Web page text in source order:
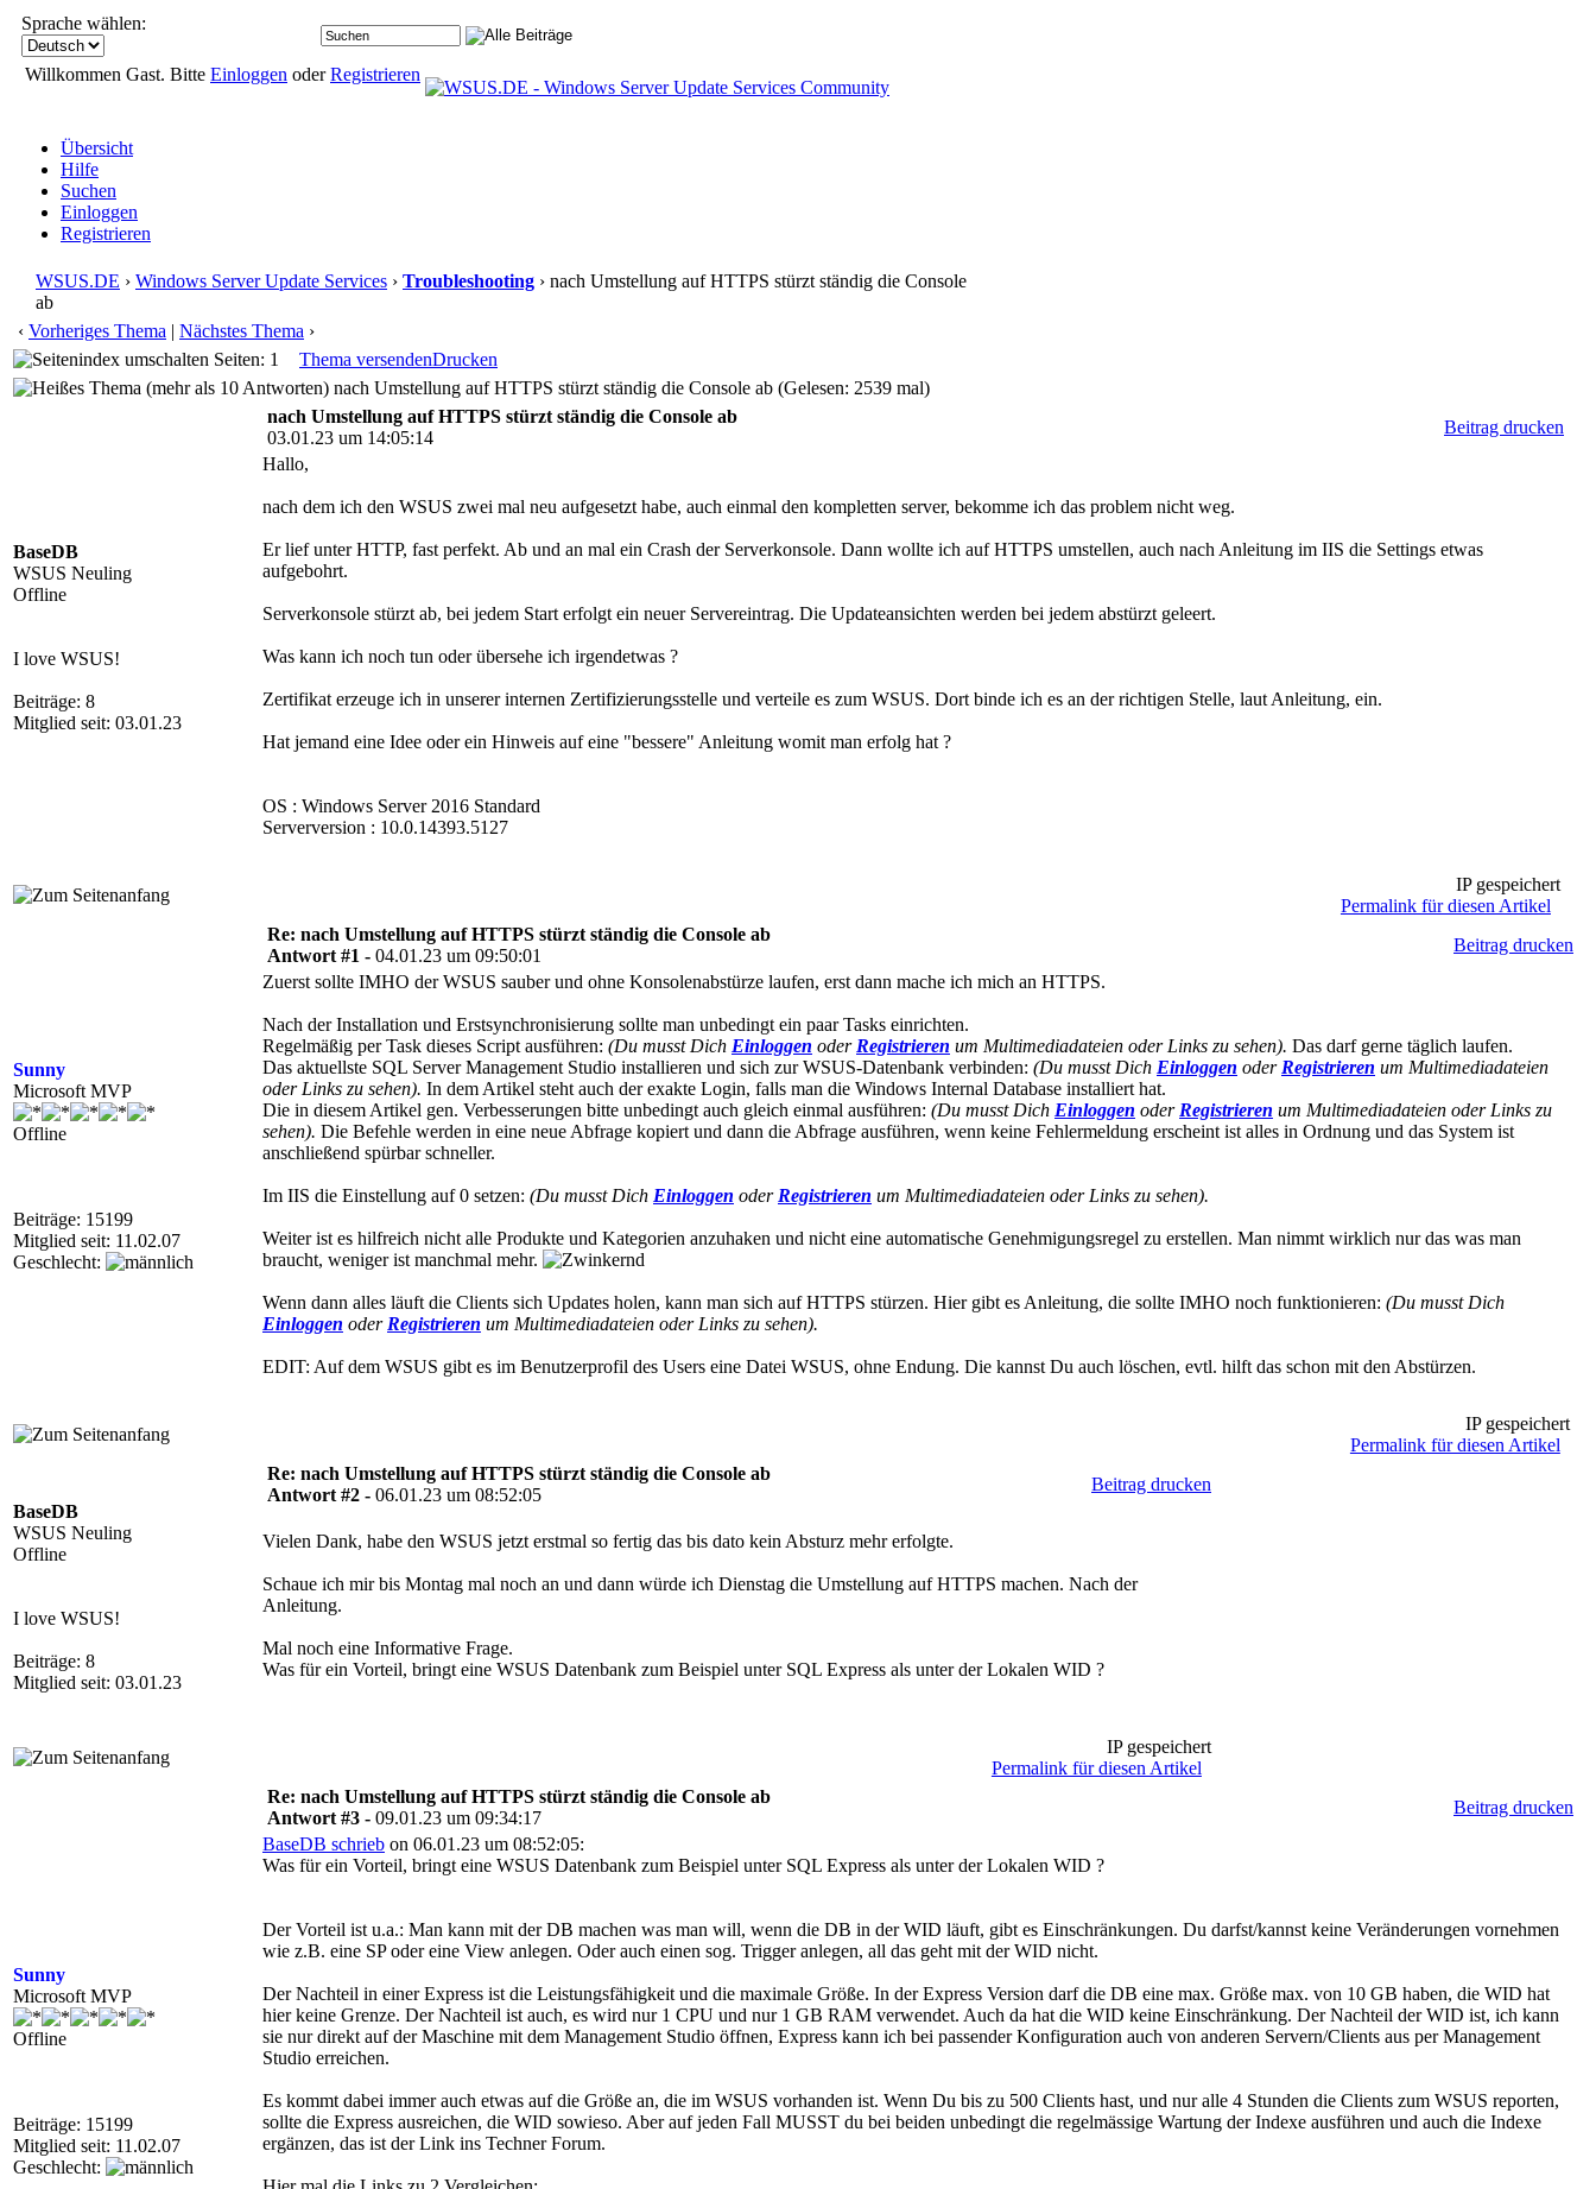
Sprache wählen:
Willkommen Gast. Bitte Einloggen oderRegistrieren
Übersicht
Hilfe
Suchen
Einloggen
Registrieren
WSUS.DE › Windows Server Update Services › Troubleshooting › nach Umstellung auf HTTPS stürzt ständig die Console
ab
‹ Vorheriges Thema | Nächstes Thema ›
Seiten: 1
Thema versendenDrucken
nach Umstellung auf HTTPS stürzt ständig die Console ab (Gelesen: 2539 mal)
BaseDB
WSUS Neuling
Offline
I love WSUS!
Beiträge: 8
Mitglied seit: 03.01.23
nach Umstellung auf HTTPS stürzt ständig die Console ab
03.01.23 um 14:05:14
Beitrag drucken
Hallo,
nach dem ich den WSUS zwei mal neu aufgesetzt habe, auch einmal den kompletten server, bekomme ich das problem nicht weg.
Er lief unter HTTP, fast perfekt. Ab und an mal ein Crash der Serverkonsole. Dann wollte ich auf HTTPS umstellen, auch nach Anleitung im IIS die Settings etwas
aufgebohrt.
Serverkonsole stürzt ab, bei jedem Start erfolgt ein neuer Servereintrag. Die Updateansichten werden bei jedem abstürzt geleert.
Was kann ich noch tun oder übersehe ich irgendetwas ?
Zertifikat erzeuge ich in unserer internen Zertifizierungsstelle und verteile es zum WSUS. Dort binde ich es an der richtigen Stelle, laut Anleitung, ein.
Hat jemand eine Idee oder ein Hinweis auf eine "bessere" Anleitung womit man erfolg hat ?
OS : Windows Server 2016 Standard
Serverversion : 10.0.14393.5127
IP gespeichert
Permalink für diesen Artikel
Sunny
Microsoft MVP
Offline
Beiträge: 15199
Mitglied seit: 11.02.07
Geschlecht:
Re: nach Umstellung auf HTTPS stürzt ständig die Console ab
Antwort #1 - 04.01.23 um 09:50:01
Beitrag drucken
Zuerst sollte IMHO der WSUS sauber und ohne Konsolenabstürze laufen, erst dann mache ich mich an HTTPS.
Nach der Installation und Erstsynchronisierung sollte man unbedingt ein paar Tasks einrichten.
Regelmäßig per Task dieses Script ausführen: (Du musst Dich Einloggen oder Registrieren um Multimediadateien oder Links zu sehen). Das darf gerne täglich laufen.
Das aktuellste SQL Server Management Studio installieren und sich zur WSUS-Datenbank verbinden: (Du musst Dich Einloggen oder Registrieren um Multimediadateien
oder Links zu sehen). In dem Artikel steht auch der exakte Login, falls man die Windows Internal Database installiert hat.
Die in diesem Artikel gen. Verbesserungen bitte unbedingt auch gleich einmal ausführen: (Du musst Dich Einloggen oder Registrieren um Multimediadateien oder Links zu
sehen). Die Befehle werden in eine neue Abfrage kopiert und dann die Abfrage ausführen, wenn keine Fehlermeldung erscheint ist alles in Ordnung und das System ist
anschließend spürbar schneller.
Im IIS die Einstellung auf 0 setzen: (Du musst Dich Einloggen oder Registrieren um Multimediadateien oder Links zu sehen).
Weiter ist es hilfreich nicht alle Produkte und Kategorien anzuhaken und nicht eine automatische Genehmigungsregel zu erstellen. Man nimmt wirklich nur das was man
braucht, weniger ist manchmal mehr.
Wenn dann alles läuft die Clients sich Updates holen, kann man sich auf HTTPS stürzen. Hier gibt es Anleitung, die sollte IMHO noch funktionieren: (Du musst Dich
Einloggen oder Registrieren um Multimediadateien oder Links zu sehen).
EDIT: Auf dem WSUS gibt es im Benutzerprofil des Users eine Datei WSUS, ohne Endung. Die kannst Du auch löschen, evtl. hilft das schon mit den Abstürzen.
IP gespeichert
Permalink für diesen Artikel
BaseDB
WSUS Neuling
Offline
I love WSUS!
Beiträge: 8
Mitglied seit: 03.01.23
Re: nach Umstellung auf HTTPS stürzt ständig die Console ab
Antwort #2 - 06.01.23 um 08:52:05
Beitrag drucken
Vielen Dank, habe den WSUS jetzt erstmal so fertig das bis dato kein Absturz mehr erfolgte.
Schaue ich mir bis Montag mal noch an und dann würde ich Dienstag die Umstellung auf HTTPS machen. Nach der
Anleitung.
Mal noch eine Informative Frage.
Was für ein Vorteil, bringt eine WSUS Datenbank zum Beispiel unter SQL Express als unter der Lokalen WID ?
IP gespeichert
Permalink für diesen Artikel
Sunny
Microsoft MVP
Offline
Beiträge: 15199
Mitglied seit: 11.02.07
Geschlecht:
Re: nach Umstellung auf HTTPS stürzt ständig die Console ab
Antwort #3 - 09.01.23 um 09:34:17
Beitrag drucken
BaseDB schrieb on 06.01.23 um 08:52:05:
Was für ein Vorteil, bringt eine WSUS Datenbank zum Beispiel unter SQL Express als unter der Lokalen WID ?
Der Vorteil ist u.a.: Man kann mit der DB machen was man will, wenn die DB in der WID läuft, gibt es Einschränkungen. Du darfst/kannst keine Veränderungen vornehmen
wie z.B. eine SP oder eine View anlegen. Oder auch einen sog. Trigger anlegen, all das geht mit der WID nicht.
Der Nachteil in einer Express ist die Leistungsfähigkeit und die maximale Größe. In der Express Version darf die DB eine max. Größe max. von 10 GB haben, die WID hat
hier keine Grenze. Der Nachteil ist auch, es wird nur 1 CPU und nur 1 GB RAM verwendet. Auch da hat die WID keine Einschränkung. Der Nachteil der WID ist, ich kann
sie nur direkt auf der Maschine mit dem Management Studio öffnen, Express kann ich bei passender Konfiguration auch von anderen Servern/Clients aus per Management
Studio erreichen.
Es kommt dabei immer auch etwas auf die Größe an, die im WSUS vorhanden ist. Wenn Du bis zu 500 Clients hast, und nur alle 4 Stunden die Clients zum WSUS reporten,
sollte die Express ausreichen, die WID sowieso. Aber auf jeden Fall MUSST du bei beiden unbedingt die regelmässige Wartung der Indexe ausführen und auch die Indexe
ergänzen, das ist der Link ins Techner Forum.